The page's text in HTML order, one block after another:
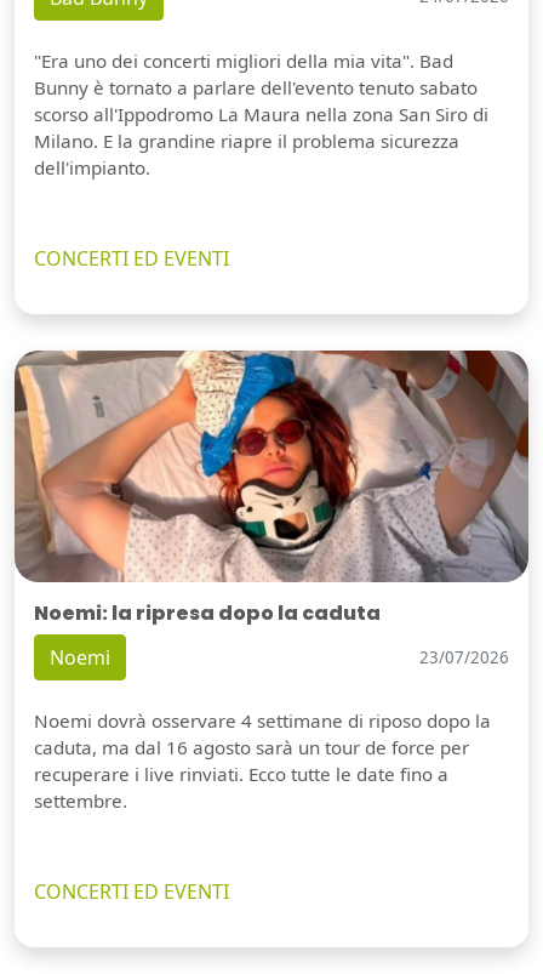
"Era uno dei concerti migliori della mia vita". Bad
Bunny è tornato a parlare dell'evento tenuto sabato
scorso all'Ippodromo La Maura nella zona San Siro di
Milano. E la grandine riapre il problema sicurezza
dell'impianto.
CONCERTI ED EVENTI
Noemi: la ripresa dopo la caduta
Noemi 23/07/2026
Noemi dovrà osservare 4 settimane di riposo dopo la
caduta, ma dal 16 agosto sarà un tour de force per
recuperare i live rinviati. Ecco tutte le date fino a
settembre.
CONCERTI ED EVENTI